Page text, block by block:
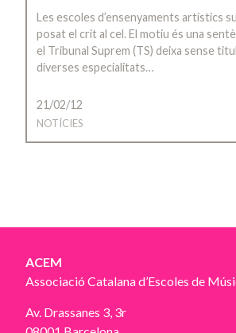
Les escoles d’ensenyaments artístics
posat el crit al cel. El motiu és una
el Tribunal Suprem (TS) deixa sense
diverses especialitats…
21/02/12
NOTÍCIES
ACEM
Associació Catalana d’Escoles de
Av. Drassanes 3, 3r